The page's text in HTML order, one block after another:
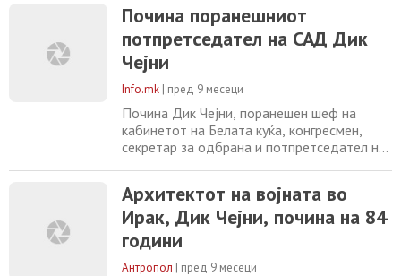
потпретседател на поранешниот
претседател Џорџ В. Буш во периодот
помеѓу 2001 и 2009 година. Тој беше
централна фигура во инвазијата на Ирак во
2003 година од страна на САД и
сојузничките
Почина поранешниот
потпретседател на САД Дик
Чејни
Info.mk | пред 9 месеци
Почина Дик Чејни, поранешен шеф на
кабинетот на Белата куќа, конгресмен,
секретар за одбрана и потпретседател на
куќа под Ричард Никсон, шеф на
кабинетот под Џералд Форд, секретар за
одбрана под Џорџ Х. В. Буш и
потпретседател за Џорџ В. Буш. Почина
од компликации од пневмонија,
Архитектот на војната во
Ирак, Дик Чејни, почина на 84
години
Антропол | пред 9 месеци